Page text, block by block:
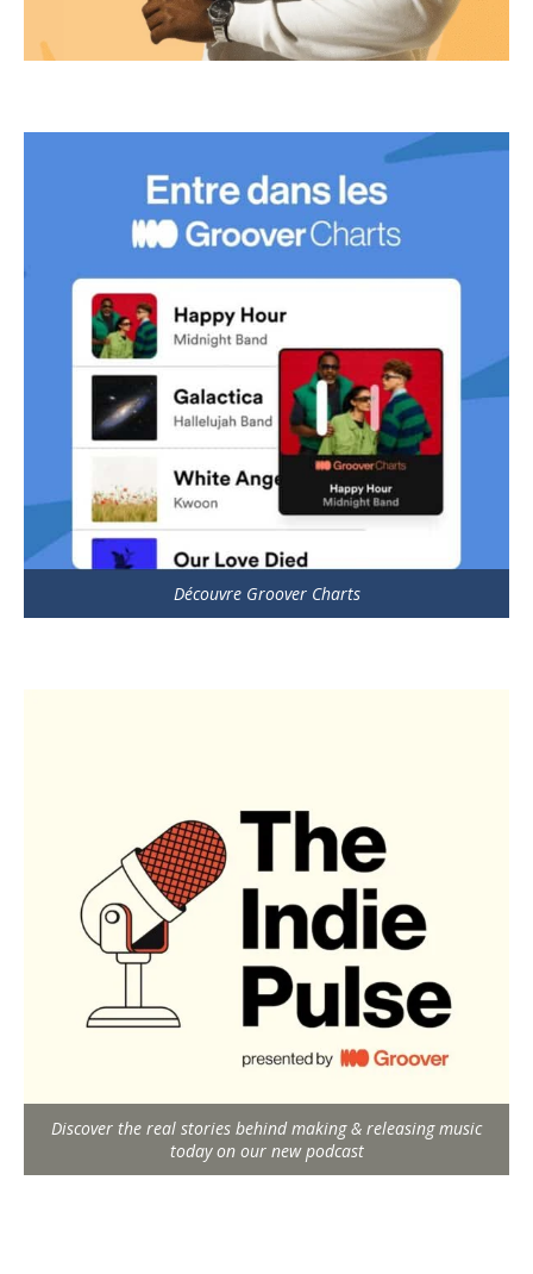
Découvre Groover Charts
Discover the real stories behind making & releasing music
today on our new podcast